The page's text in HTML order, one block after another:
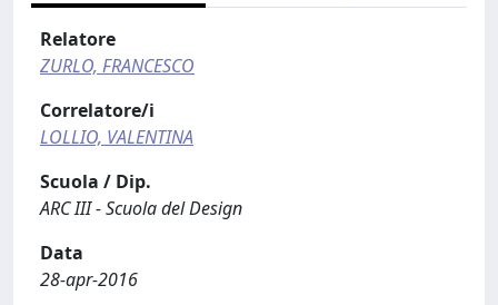
Relatore
ZURLO, FRANCESCO
Correlatore/i
LOLLIO, VALENTINA
Scuola / Dip.
ARC III - Scuola del Design
Data
28-apr-2016